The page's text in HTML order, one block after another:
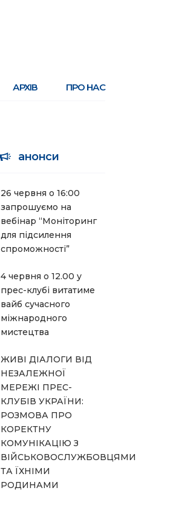
АРХІВ ПРО НАС
анонси
26 червня о 16:00
запрошуємо на
вебінар “Моніторинг
для підсилення
спроможності”
4 червня о 12.00 у
прес-клубі витатиме
вайб сучасного
міжнародного
мистецтва
ЖИВІ ДІАЛОГИ ВІД
НЕЗАЛЕЖНОЇ
МЕРЕЖІ ПРЕС-
КЛУБІВ УКРАЇНИ:
РОЗМОВА ПРО
КОРЕКТНУ
КОМУНІКАЦІЮ З
ВІЙСЬКОВОСЛУЖБОВЦЯМИ
ТА ЇХНІМИ
РОДИНАМИ